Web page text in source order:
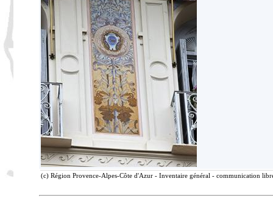
(c) Région Provence-Alpes-Côte d'Azur - Inventaire général - communication